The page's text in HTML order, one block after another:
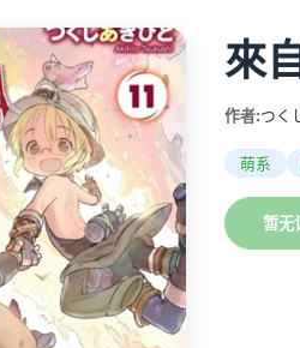
來
作者:つく
萌系
暂无